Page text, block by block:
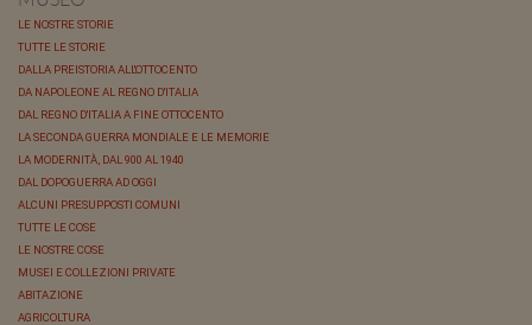
LE NOSTRE STORIE
TUTTE LE STORIE
DALLA PREISTORIA ALL'OTTOCENTO
DA NAPOLEONE AL REGNO D'ITALIA
DAL REGNO D'ITALIA A FINE OTTOCENTO
LA SECONDA GUERRA MONDIALE E LE MEMORIE
LA MODERNITÀ, DAL 900 AL 1940
DAL DOPOGUERRA AD OGGI
ALCUNI PRESUPPOSTI COMUNI
TUTTE LE COSE
LE NOSTRE COSE
MUSEI E COLLEZIONI PRIVATE
ABITAZIONE
AGRICOLTURA